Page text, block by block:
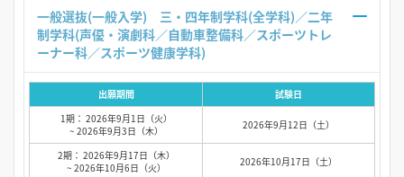
一般選抜(一般入学) 三・四年制学科(全学科)／二年
制学科(声優・演劇科／自動車整備科／スポーツトレ
出願期間
試験日
1期： 2026年9月1日（火）
~ 2026年9月3日（木）
2026年9月12日（土）
2期： 2026年9月17日（木）
~ 2026年10月6日（火）
2026年10月17日（土）